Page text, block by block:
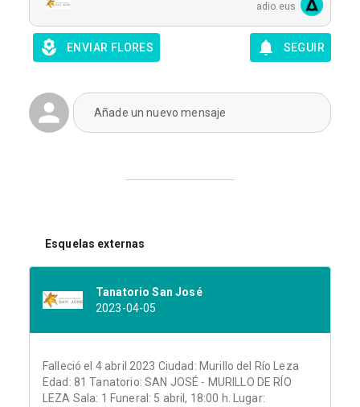
adio.eus
ENVIAR FLORES SEGUIR
Añade un nuevo mensaje
Esquelas externas
Tanatorio San José
2023-04-05
Falleció el 4 abril 2023 Ciudad: Murillo del Río Leza
Edad: 81 Tanatorio: SAN JOSÉ - MURILLO DE RÍO
LEZA Sala: 1 Funeral: 5 abril, 18:00 h. Lugar: